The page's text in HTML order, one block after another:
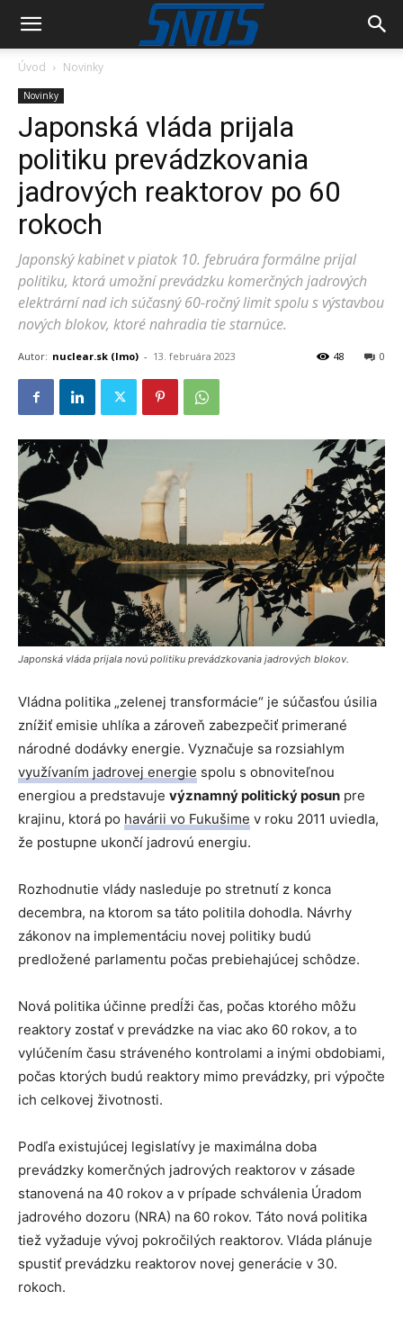
Úvod Novinky
Novinky
Japonská vláda prijala
politiku prevádzkovania
jadrových reaktorov po 60
rokoch
Japonský kabinet v piatok 10. februára formálne prijal
politiku, ktorá umožní prevádzku komerčných jadrových
elektrární nad ich súčasný 60-ročný limit spolu s výstavbou
nových blokov, ktoré nahradia tie starnúce.
Autor: nuclear.sk (lmo) - 13. februára 2023 0
48
Japonská vláda prijala novú politiku prevádzkovania jadrových blokov.
Vládna politika „zelenej transformácie“ je súčasťou úsilia
znížiť emisie uhlíka a zároveň zabezpečiť primerané
národné dodávky energie. Vyznačuje sa rozsiahlym
využívaním jadrovej energie spolu s obnoviteľnou
energiou a predstavuje významný politický posun pre
krajinu, ktorá po havárii vo Fukušime v roku 2011 uviedla,
že postupne ukončí jadrovú energiu.
Rozhodnutie vlády nasleduje po stretnutí z konca
decembra, na ktorom sa táto politila dohodla. Návrhy
zákonov na implementáciu novej politiky budú
predložené parlamentu počas prebiehajúcej schôdze.
Nová politika účinne predĺži čas, počas ktorého môžu
reaktory zostať v prevádzke na viac ako 60 rokov, a to
vylúčením času stráveného kontrolami a inými obdobiami,
počas ktorých budú reaktory mimo prevádzky, pri výpočte
ich celkovej životnosti.
Podľa existujúcej legislatívy je maximálna doba
prevádzky komerčných jadrových reaktorov v zásade
stanovená na 40 rokov a v prípade schválenia Úradom
jadrového dozoru (NRA) na 60 rokov. Táto nová politika
tiež vyžaduje vývoj pokročilých reaktorov. Vláda plánuje
spustiť prevádzku reaktorov novej generácie v 30.
rokoch.